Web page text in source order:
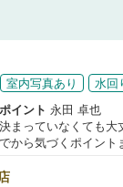
室内写真あり
水回
イント 永田 卓也
まっていなくても
から気づくポイン
にしています。現地
ング15畳以上